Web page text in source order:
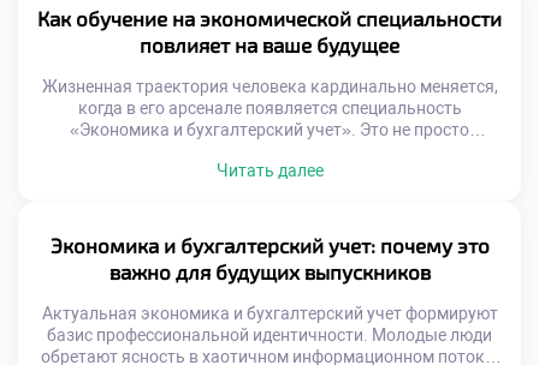
технологическим прогрессом. Глубокое понимание учета
создает непробиваемую защиту. Материал раскрывает
секреты долгосрочного профессионального успеха. Мы
Как обучение на экономической специальности
повлияет на ваше будущее
Жизненная траектория человека кардинально меняется,
когда в его арсенале появляется специальность
«Экономика и бухгалтерский учет». Это не просто
восприятия реальности. Финансовые знания действуют
управлять ресурсами трансформирует хаос
повседневности в упорядоченную систему координат.
Профессиональная квалификация становится личным
щитом […]
Читать далее
Экономика и бухгалтерский учет: почему это
важно для будущих выпускников
Актуальная экономика и бухгалтерский учет формируют
базис профессиональной идентичности. Молодые люди
обретают ясность в хаотичном информационном потоке.